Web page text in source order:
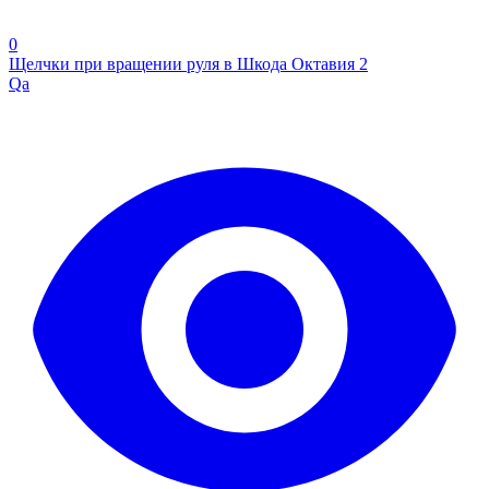
0
Щелчки при вращении руля в Шкода Октавия 2
Qa